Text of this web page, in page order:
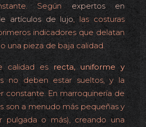
Segúnexpertos en
artículos de lujo, las costuras
indicadores que delatan
una pieza de baja calidad.
calidad es recta, uniforme y
no deben estar sueltos, y la
constante. En marroquinería de
son a menudo más pequeñas y
pulgada o más), creando una